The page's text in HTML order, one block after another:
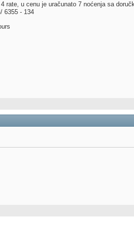
rate, u cenu je uračunato 7 noćenja sa
6355 - 134